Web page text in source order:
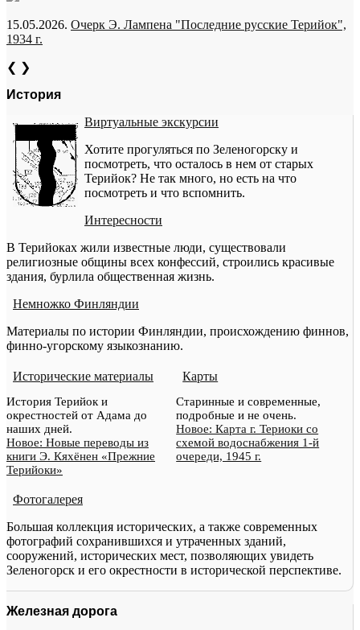
15.05.2026. Очерк Э. Лампена "Последние русские Терийок",
1934 г.
❮ ❯
История
Виртуальные экскурсии
Хотите прогуляться по Зеленогорску и
посмотреть, что осталось в нем от старых
Терийок? Не так много, но есть на что
посмотреть и что вспомнить.
Интересности
В Терийоках жили известные люди, существовали
религиозные общины всех конфессий, строились красивые
здания, бурлила общественная жизнь.
Немножко Финляндии
Материалы по истории Финляндии, происхождению финнов,
финно-угорскому языкознанию.
Исторические материалы
История Терийок и
окрестностей от Адама до
наших дней.
Новое: Новые переводы из
книги Э. Кяхёнен «Прежние
Терийоки»
Карты
Старинные и современные,
подробные и не очень.
Новое: Карта г. Териоки со
схемой водоснабжения 1-й
очереди, 1945 г.
Фотогалерея
Большая коллекция исторических, а также современных
фотографий сохранившихся и утраченных зданий,
сооружений, исторических мест, позволяющих увидеть
Зеленогорск и его окрестности в исторической перспективе.
Железная дорога